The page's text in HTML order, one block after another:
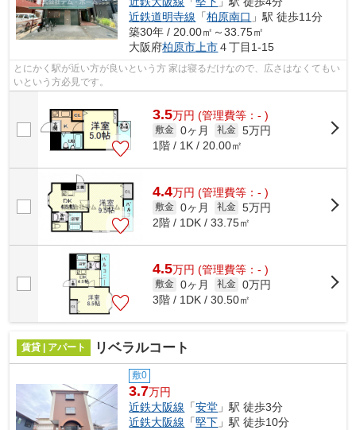
近鉄道明寺線 「柏原南口 」駅 徒歩11分
築30年 / 20.00㎡～33.75㎡
大阪府柏原市 上市４丁目1-15
とにかく駅が近い方が良いという方 家は寝るだけなので、広さはなくてもい
いという方必見です。
3.5万円 (管理費等：- )
敷金 0ヶ月 礼金 5万円
1階 / 1K / 20.00㎡
4.4万円 (管理費等：- )
敷金 0ヶ月 礼金 5万円
2階 / 1DK / 33.75㎡
4.5万円 (管理費等：- )
敷金 0ヶ月 礼金 0万円
3階 / 1DK / 30.50㎡
賃貸 | アパート リベラルコート
敷0
3.7万円
近鉄大阪線 「安堂 」駅 徒歩3分
近鉄大阪線 「堅下 」駅 徒歩10分